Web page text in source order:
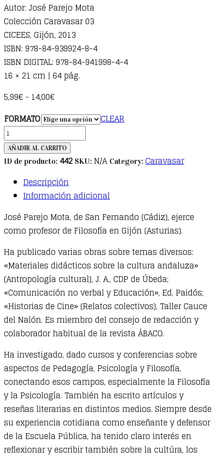
Autor: José Parejo Mota
Colección Caravasar 03
CICEES, Gijón, 2013
ISBN: 978-84-939924-8-4
ISBN DIGITAL: 978-84-941998-4-4
16 × 21 cm | 64 pág.
5,99€ – 14,00€
FORMATO
CLEAR
Sueño
sin
alas
AÑADIR AL CARRITO
ID de producto: 442 SKU: N/A Category: Caravasar
Descripción
Información adicional
José Parejo Mota, de San Fernando (Cádiz), ejerce
como profesor de Filosofía en Gijón (Asturias).
Ha publicado varias obras sobre temas diversos:
«Materiales didácticos sobre la cultura andaluza»
(Antropología cultural), J. A., CDP de Úbeda;
«Comunicación no verbal y Educación», Ed. Paidós;
«Historias de Cine» (Relatos colectivos), Taller Cauce
del Nalón. Es miembro del consejo de redacción y
colaborador habitual de la revista ÁBACO.
Ha investigado, dado cursos y conferencias sobre
aspectos de Pedagogía, Psicología y Filosofía,
conectando esos campos, especialmente la Filosofía
y la Psicología. También ha escrito artículos y
reseñas literarias en distintos medios. Siempre desde
su experiencia cotidiana como enseñante y defensor
de la Escuela Pública, ha tenido claro interés en
reflexionar y escribir también sobre la cultúra, los